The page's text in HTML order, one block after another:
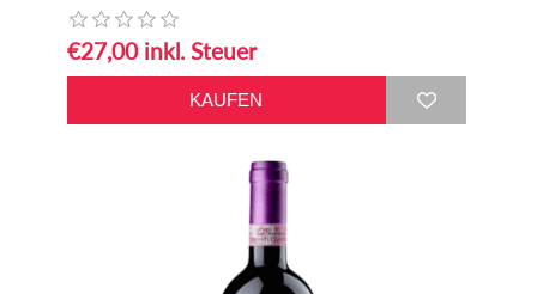
€27,00 inkl. Steuer